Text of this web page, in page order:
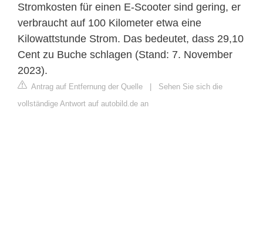
Stromkosten für einen E-Scooter sind gering, er
verbraucht auf 100 Kilometer etwa eine
Kilowattstunde Strom. Das bedeutet, dass 29,10
Cent zu Buche schlagen (Stand: 7. November
2023).
Antrag auf Entfernung der Quelle | Sehen Sie sich die
vollständige Antwort auf autobild.de an